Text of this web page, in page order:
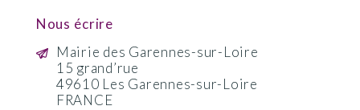
Nous écrire
Mairie des Garennes-sur-Loire
15 grand’rue
49610 Les Garennes-sur-Loire
FRANCE